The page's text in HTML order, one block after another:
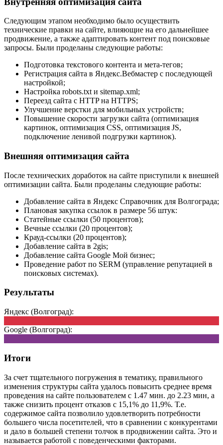
Следующим этапом необходимо было осуществить
технические правки на сайте, влияющие на его дальнейшее
продвижение, а также адаптировать контент под поисковые
запросы. Были проделаны следующие работы:
Подготовка текстового контента и мета-тегов;
Регистрация сайта в Яндекс.Вебмастер с последующей
настройкой;
Настройка robots.txt и sitemap.xml;
Переезд сайта с HTTP на HTTPS;
Улучшение верстки для мобильных устройств;
Повышение скорости загрузки сайта (оптимизация
картинок, оптимизация CSS, оптимизация JS,
подключение ленивой подгрузки картинок).
Внешняя оптимизация сайта
После технических доработок на сайте приступили к внешней
оптимизации сайта. Были проделаны следующие работы:
Добавление сайта в Яндекс Справочник для Волгограда;
Плановая закупка ссылок в размере 56 штук:
Статейные ссылки (50 процентов);
Вечные ссылки (20 процентов);
Крауд-ссылки (20 процентов);
Добавление сайта в 2gis;
Добавление сайта Google Мой бизнес;
Проведение работ по SERM (управление репутацией в
поисковых системах).
Результаты
Яндекс (Волгоград):
Google (Волгоград):
Итоги
За счет тщательного погружения в тематику, правильного
изменения структуры сайта удалось повысить среднее время
проведения на сайте пользователем с 1.47 мин. до 2.23 мин, а
также снизить процент отказов с 15,1% до 11,9%. Т.е.
содержимое сайта позволило удовлетворить потребности
большего числа посетителей, что в сравнении с конкурентами
и дало в большей степени толчок в продвижении сайта. Это и
называется работой с поведенческими факторами.